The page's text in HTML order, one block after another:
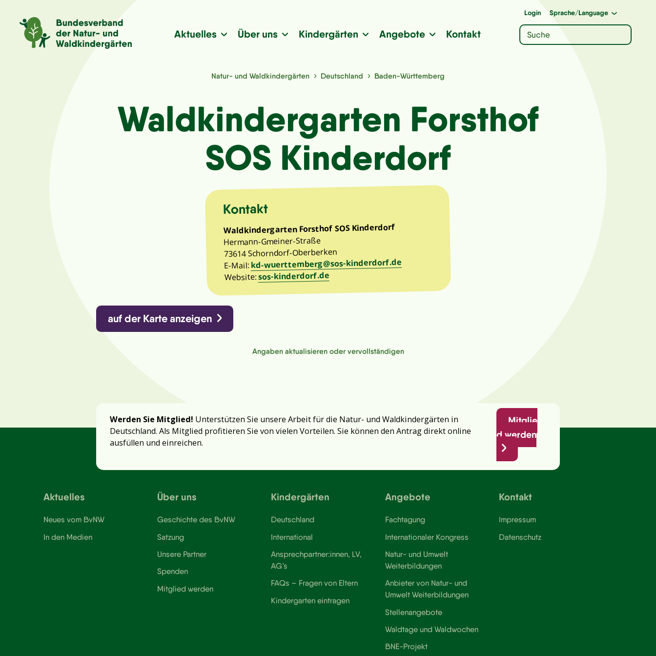
Login Sprache/Language
Aktuelles Über uns Kindergärten Angebote Kontakt
Natur- und Waldkindergärten Deutschland Baden-Württemberg
Waldkindergarten Forsthof
SOS Kinderdorf
Kontakt
Waldkindergarten Forsthof SOS Kinderdorf
Hermann-Gmeiner-Straße
73614 Schorndorf-Oberberken
E-Mail: kd-wuerttemberg@sos-kinderdorf.de
Website:sos-kinderdorf.de
auf der Karte anzeigen
Angaben aktualisieren oder vervollständigen
Werden Sie Mitglied! Unterstützen Sie unsere Arbeit für die Natur- und Waldkindergärten in
Deutschland. Als Mitglied profitieren Sie von vielen Vorteilen. Sie können den Antrag direkt online
ausfüllen und einreichen.
Mitglie
d werden
Aktuelles
Neues vom BvNW
In den Medien
Über uns
Geschichte des BvNW
Satzung
Unsere Partner
Spenden
Mitglied werden
Kindergärten
Deutschland
International
Ansprechpartner:innen, LV,
AG’s
FAQs – Fragen von Eltern
Kindergarten eintragen
Angebote
Fachtagung
Internationaler Kongress
Natur- und Umwelt
Weiterbildungen
Anbieter von Natur- und
Umwelt Weiterbildungen
Stellenangebote
Waldtage und Waldwochen
BNE-Projekt
Kontakt
Impressum
Datenschutz